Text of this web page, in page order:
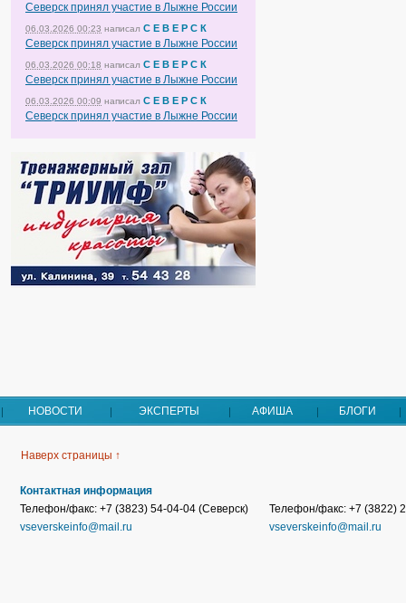
Северск принял участие в Лыжне России
06.03.2026 00:23 написал С Е В Е Р С К
Северск принял участие в Лыжне России
06.03.2026 00:18 написал С Е В Е Р С К
Северск принял участие в Лыжне России
06.03.2026 00:09 написал С Е В Е Р С К
Северск принял участие в Лыжне России
НОВОСТИ ЭКСПЕРТЫ АФИША БЛОГИ
Наверх страницы ↑
Контактная информация
Телефон/факс: +7 (3823) 54-04-04 (Северск)
vseverskeinfo@mail.ru
Телефон/факс: +7 (3822)
vseverskeinfo@mail.ru